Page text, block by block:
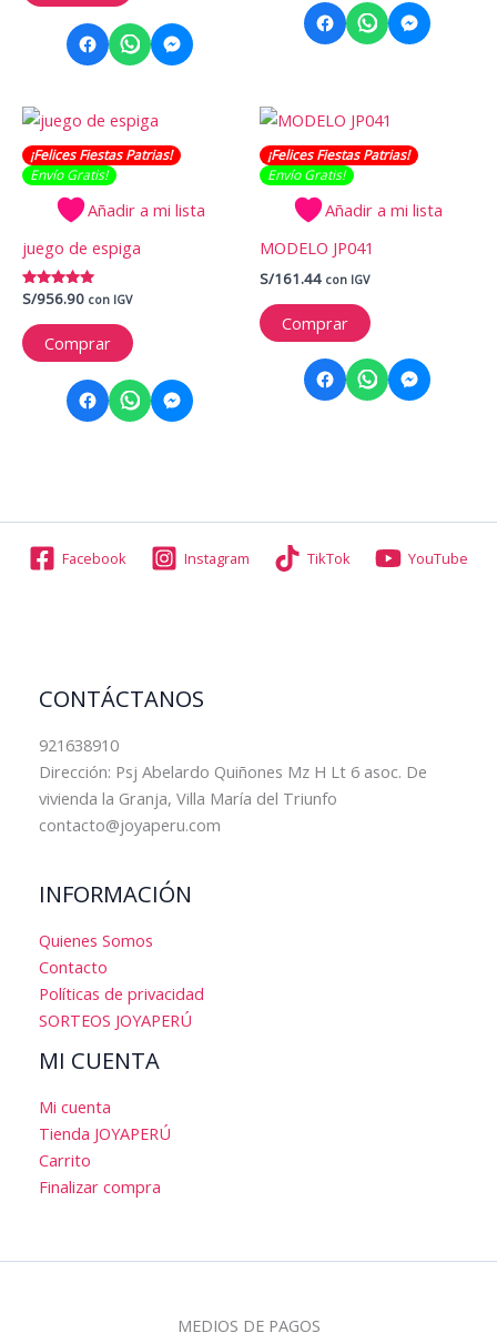
¡Felices Fiestas Patrias!
Envío Gratis​​​!
Añadir a mi lista
juego de espiga
Valorado
5.00
de 5
S/956.90 con IGV
Comprar
¡Felices Fiestas Patrias!
Envío Gratis​​​!
Añadir a mi lista
MODELO JP041
S/161.44 con IGV
Comprar
Facebook Instagram TikTok YouTube
CONTÁCTANOS
921638910
Dirección: Psj Abelardo Quiñones Mz H Lt 6 asoc. De
vivienda la Granja, Villa María del Triunfo
contacto@joyaperu.com
INFORMACIÓN
Quienes Somos
Contacto
Políticas de privacidad
SORTEOS JOYAPERÚ
MI CUENTA
Mi cuenta
Tienda JOYAPERÚ
Carrito
Finalizar compra
MEDIOS DE PAGOS